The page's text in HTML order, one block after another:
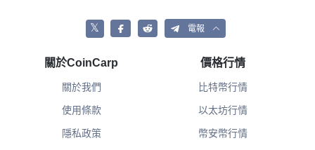
𝕏 電報
關於CoinCarp
關於我們
使用條款
隱私政策
價格行情
比特幣行情
以太坊行情
幣安幣行情